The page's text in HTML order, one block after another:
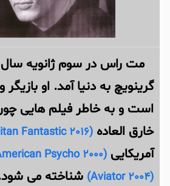
گرینویچ به دنیا آمد. او بازیگر
است و به خاطر فیلم هایی
خارق العاده(Capitan Fantastic 2016)
آمریکایی(American Psycho 2000)
(Aviator 2004) شناخته می